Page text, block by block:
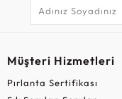
Müşteri Hizmetleri
Pırlanta Sertifikası